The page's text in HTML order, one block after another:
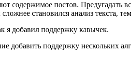
постов. Предугадать
становился анализ текста,
я добавил поддержку кавычек.
добавить поддержку нескольких